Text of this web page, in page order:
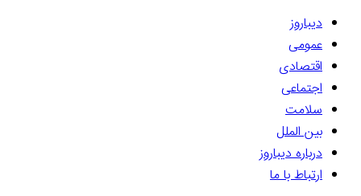
دیباروز
عمومی
اقتصادی
اجتماعی
سلامت
بین الملل
درباره دیباروز
ارتباط با ما